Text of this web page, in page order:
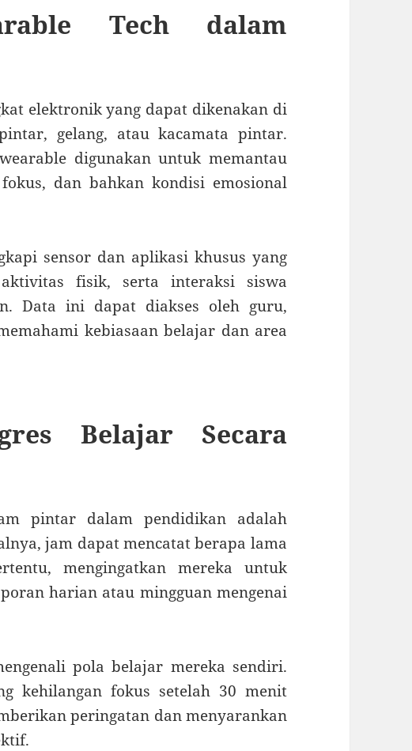
Tech dalam
elektronik yang dapat dikenakan di
gelang, atau kacamata pintar.
digunakan untuk memantau
dan bahkan kondisi emosional
sensor dan aplikasi khusus yang
fisik, serta interaksi siswa
Data ini dapat diakses oleh guru,
kebiasaan belajar dan area
Belajar Secara
pintar dalam pendidikan adalah
jam dapat mencatat berapa lama
mengingatkan mereka untuk
harian atau mingguan mengenai
pola belajar mereka sendiri.
kehilangan fokus setelah 30 menit
peringatan dan menyarankan